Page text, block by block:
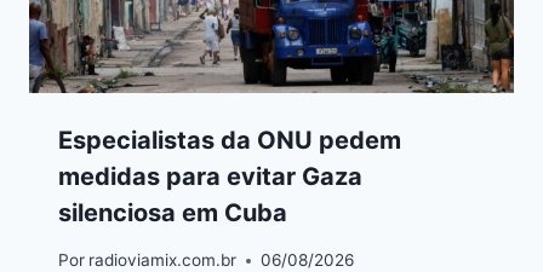
Especialistas da ONU pedem
medidas para evitar Gaza
silenciosa em Cuba
Por radioviamix.com.br 06/08/2026